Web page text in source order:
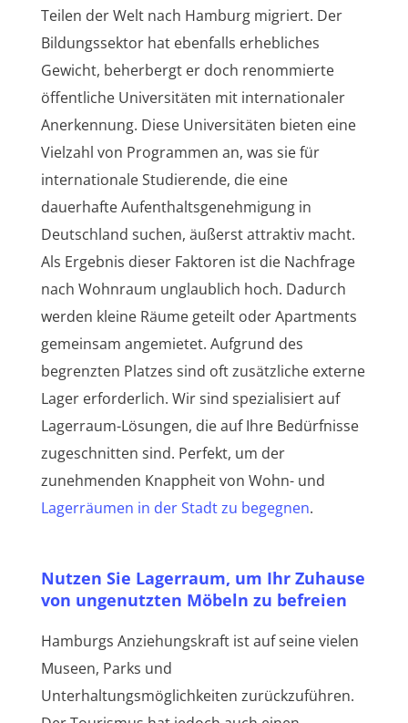
Teilen der Welt nach Hamburg migriert. Der
Bildungssektor hat ebenfalls erhebliches
Gewicht, beherbergt er doch renommierte
öffentliche Universitäten mit internationaler
Anerkennung. Diese Universitäten bieten eine
Vielzahl von Programmen an, was sie für
internationale Studierende, die eine
dauerhafte Aufenthaltsgenehmigung in
Deutschland suchen, äußerst attraktiv macht.
Als Ergebnis dieser Faktoren ist die Nachfrage
nach Wohnraum unglaublich hoch. Dadurch
werden kleine Räume geteilt oder Apartments
gemeinsam angemietet. Aufgrund des
begrenzten Platzes sind oft zusätzliche externe
Lager erforderlich. Wir sind spezialisiert auf
Lagerraum-Lösungen, die auf Ihre Bedürfnisse
zugeschnitten sind. Perfekt, um der
zunehmenden Knappheit von Wohn- und
Lagerräumen in der Stadt zu begegnen.
Nutzen Sie Lagerraum, um Ihr Zuhause
von ungenutzten Möbeln zu befreien
Hamburgs Anziehungskraft ist auf seine vielen
Museen, Parks und
Unterhaltungsmöglichkeiten zurückzuführen.